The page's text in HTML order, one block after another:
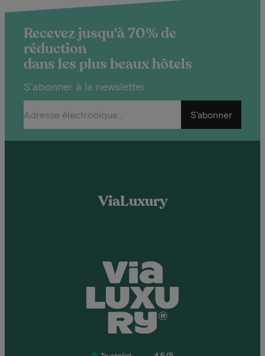
Recevez jusqu'à 70% de
réduction
dans les plus beaux hôtels
S'abonner à la newsletter
S'abonner
ViaLuxury